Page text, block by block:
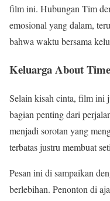
film ini. Hubungan Tim
emosional yang dalam,
bahwa waktu bersama
Keluarga About
Selain kisah cinta, film ini
bagian penting dari
menjadi sorotan yang
terbatas justru membuat
Pesan ini di sampaikan
berlebihan. Penonton di